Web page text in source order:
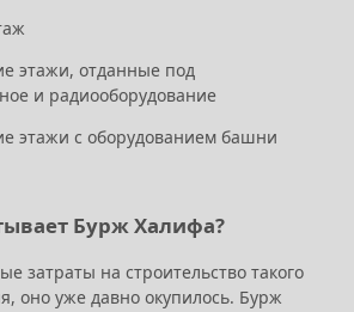
этажи, отданные под
и радиооборудование
этажи с оборудованием башни
Бурж Халифа?
затраты на строительство такого
оно уже давно окупилось. Бурж